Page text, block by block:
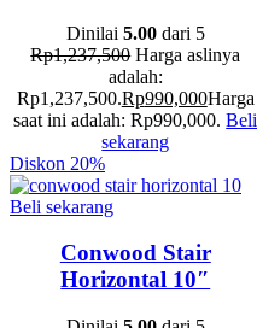
Dinilai 5.00dari 5
Rp1,237,500 Harga aslinya
adalah:
Rp1,237,500.Rp990,000Harga
saat ini adalah: Rp990,000. Beli
sekarang
Diskon 20%
Beli sekarang
Conwood Stair
Horizontal 10″